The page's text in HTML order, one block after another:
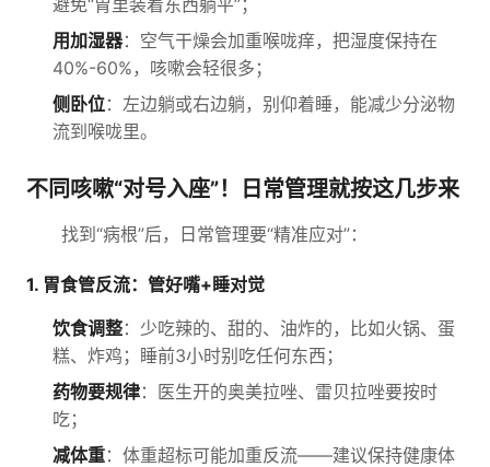
避免“胃里装着东西躺平”；
用加湿器：空气干燥会加重喉咙痒，把湿度保持在
40%-60%，咳嗽会轻很多；
侧卧位：左边躺或右边躺，别仰着睡，能减少分泌物
流到喉咙里。
不同咳嗽“对号入座”！日常管理就按这几步来
找到“病根”后，日常管理要“精准应对”：
1. 胃食管反流：管好嘴+睡对觉
饮食调整：少吃辣的、甜的、油炸的，比如火锅、蛋
糕、炸鸡；睡前3小时别吃任何东西；
药物要规律：医生开的奥美拉唑、雷贝拉唑要按时
吃；
减体重：体重超标可能加重反流——建议保持健康体